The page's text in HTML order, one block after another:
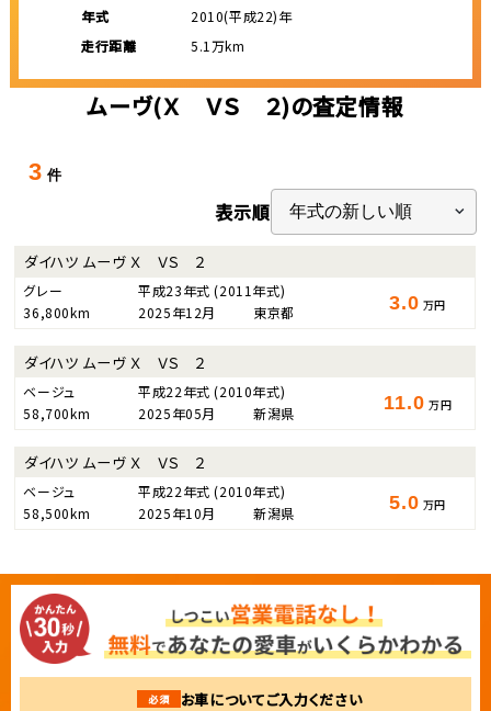
年式
2010(平成22)年
走行距離
5.1万km
ムーヴ(Ｘ ＶＳ ２)の査定情報
3 件
表示順
ダイハツ ムーヴ Ｘ ＶＳ ２
グレー 平成23年式(2011年式)
36,800km
2025年12月 東京都 3.0 万円
ダイハツ ムーヴ Ｘ ＶＳ ２
ベージュ 平成22年式(2010年式)
58,700km
2025年05月 新潟県 11.0 万円
ダイハツ ムーヴ Ｘ ＶＳ ２
ベージュ 平成22年式(2010年式)
58,500km
2025年10月 新潟県 5.0 万円
必須
お車についてご入力ください